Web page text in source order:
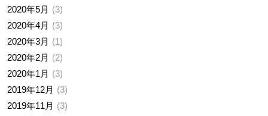
2020年5月
3
2020年4月
3
2020年3月
1
2020年2月
2
2020年1月
3
2019年12月
3
2019年11月
3